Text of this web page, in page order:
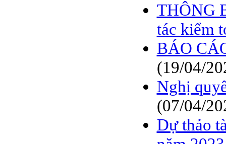
THÔNG
tác kiểm
BÁO
(19/04/
Nghị
(07/04/
Dự thảo